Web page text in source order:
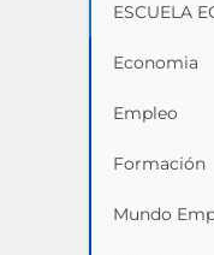
ESCUELA
Economia
Empleo
Formación
Mundo